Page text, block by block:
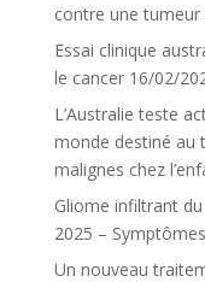
contre une tumeur
Essai clinique
le cancer 16/02/
L’Australie teste
monde destiné au
malignes chez
Gliome infiltrant
2025 –
Un nouveau